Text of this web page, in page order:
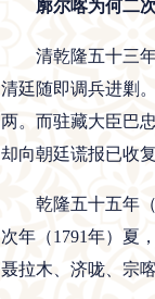
廓尔喀为何二
清乾隆五十三
清廷随即调兵进剿
两。而驻藏大臣巴
却向朝廷谎报已收
乾隆五十五年
次年（1791年）夏
聂拉木、济咙、宗